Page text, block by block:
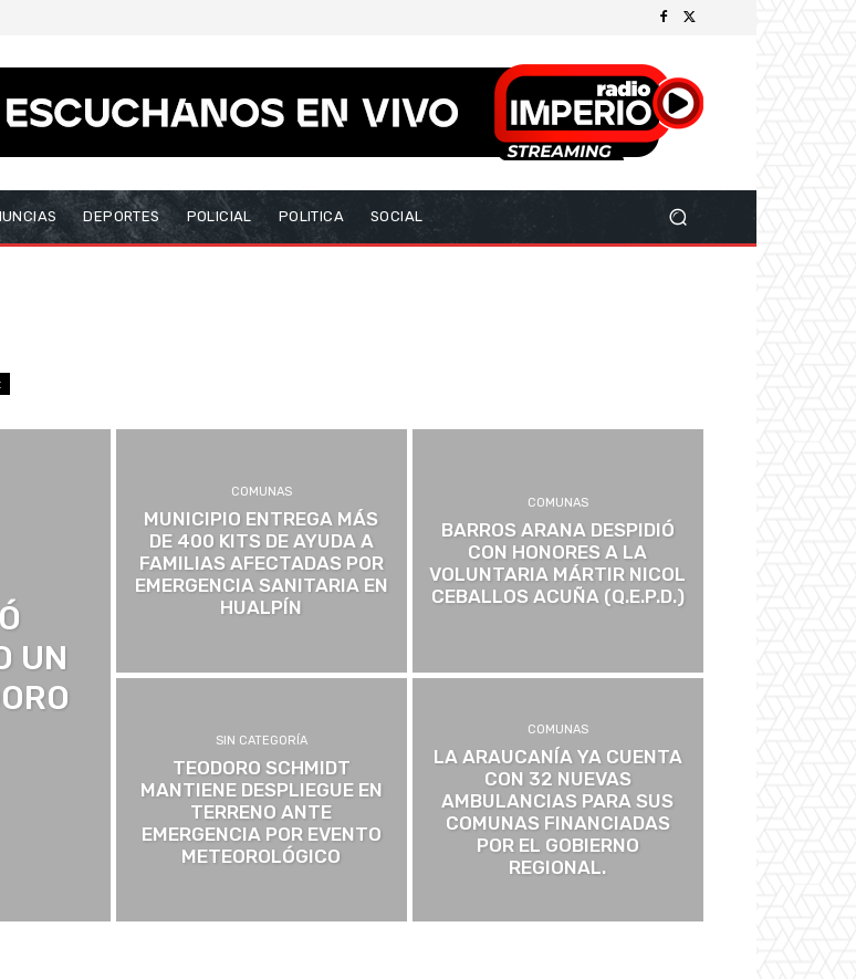
DEPORTES POLICIAL POLITICA SOCIAL
UN
COMUNAS
MUNICIPIO ENTREGA MÁS
DE 400 KITS DE AYUDA A
FAMILIAS AFECTADAS POR
EMERGENCIA SANITARIA EN
HUALPÍN
COMUNAS
BARROS ARANA DESPIDIÓ
CON HONORES A LA
VOLUNTARIA MÁRTIR NICOL
CEBALLOS ACUÑA (Q.E.P.D.)
SIN CATEGORÍA
TEODORO SCHMIDT
MANTIENE DESPLIEGUE EN
TERRENO ANTE
EMERGENCIA POR EVENTO
METEOROLÓGICO
COMUNAS
LA ARAUCANÍA YA CUENTA
CON 32 NUEVAS
AMBULANCIAS PARA SUS
COMUNAS FINANCIADAS
POR EL GOBIERNO
REGIONAL.